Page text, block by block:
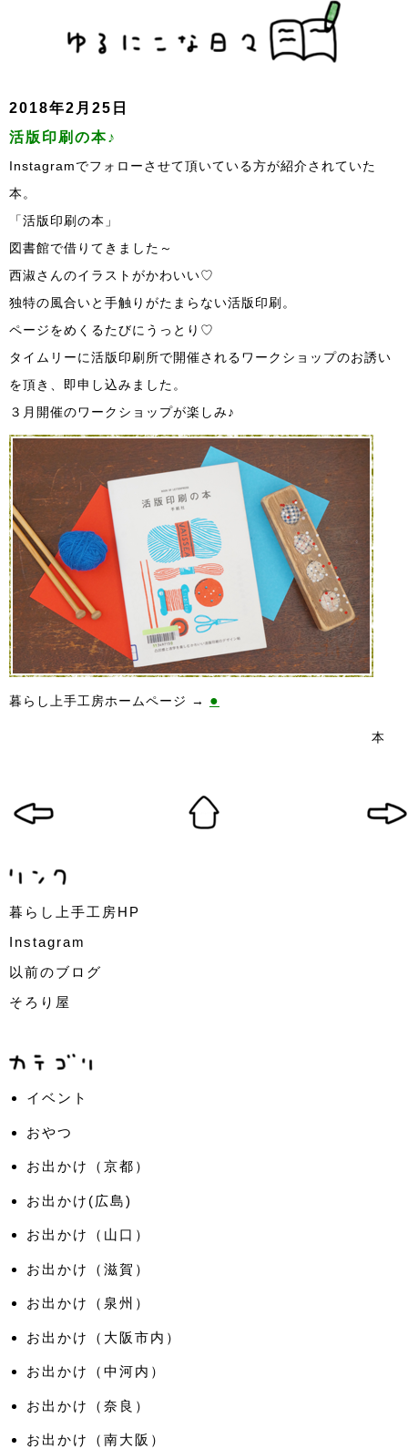
2018年2月25日
活版印刷の本♪
Instagramでフォローさせて頂いている方が紹介されていた
本。
「活版印刷の本」
図書館で借りてきました～
西淑さんのイラストがかわいい♡
独特の風合いと手触りがたまらない活版印刷。
ページをめくるたびにうっとり♡
タイムリーに活版印刷所で開催されるワークショップのお誘い
を頂き、即申し込みました。
３月開催のワークショップが楽しみ♪
暮らし上手工房ホームページ → ●
本
暮らし上手工房HP
Instagram
以前のブログ
そろり屋
イベント
おやつ
お出かけ（京都）
お出かけ(広島)
お出かけ（山口）
お出かけ（滋賀）
お出かけ（泉州）
お出かけ（大阪市内）
お出かけ（中河内）
お出かけ（奈良）
お出かけ（南大阪）